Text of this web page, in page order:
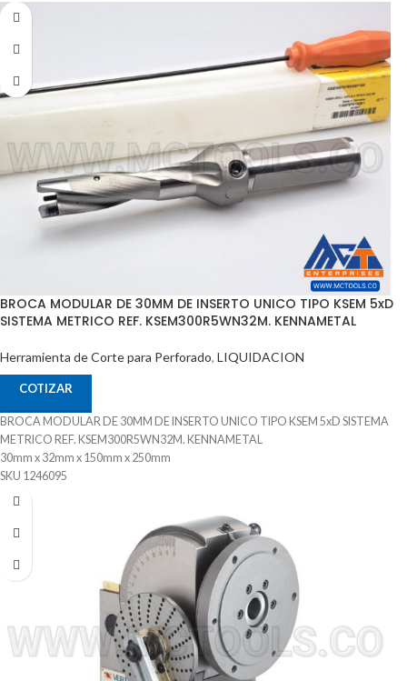
Sistema de Refrigeración
Puede Trabajar Materiales Pof Mof K- N - S
Suministrado por McT-Enterprises
BROCA MODULAR DE 30MM DE INSERTO UNICO TIPO KSEM 5xD
SISTEMA METRICO REF. KSEM300R5WN32M. KENNAMETAL
Herramienta de Corte para Perforado, LIQUIDACION
COTIZAR
BROCA MODULAR DE 30MM DE INSERTO UNICO TIPO KSEM 5xD SISTEMA
METRICO REF. KSEM300R5WN32M. KENNAMETAL
30mm x 32mm x 150mm x 250mm
SKU 1246095
Sistema de Refrigeración
Puede Trabajar Materiales Pof Mof K- N - S
Suministrado por McT-Enterprises